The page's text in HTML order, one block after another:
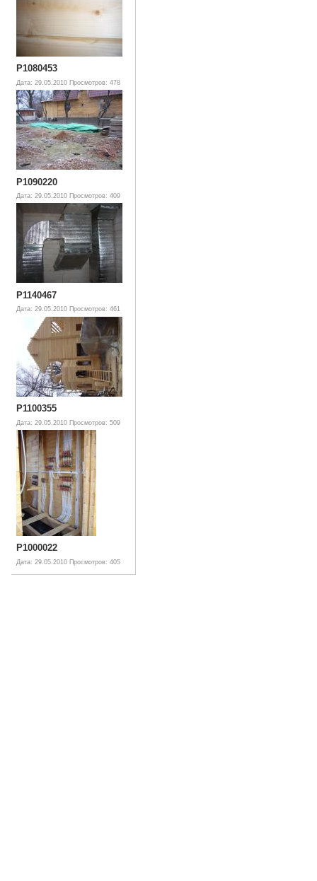
P1080453
Дата: 29.05.2010 Просмотров: 478
P1090220
Дата: 29.05.2010 Просмотров: 409
P1140467
Дата: 29.05.2010 Просмотров: 461
P1100355
Дата: 29.05.2010 Просмотров: 509
P1000022
Дата: 29.05.2010 Просмотров: 405